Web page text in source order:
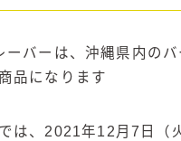
ーバーは、沖縄県内のバ
品になります
は、2021年12月7日（